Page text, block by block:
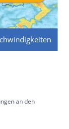
an den